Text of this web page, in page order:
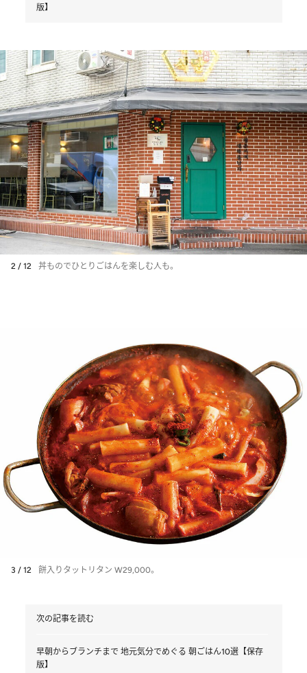
版】
2 / 12 丼ものでひとりごはんを楽しむ人も。
3 / 12 餅入りタットリタン W29,000。
次の記事を読む
早朝からブランチまで 地元気分でめぐる 朝ごはん10選【保存
版】